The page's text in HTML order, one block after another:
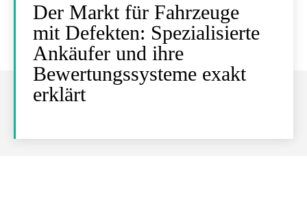
Der Markt für Fahrzeuge
mit Defekten: Spezialisierte
Ankäufer und ihre
Bewertungssysteme exakt
erklärt